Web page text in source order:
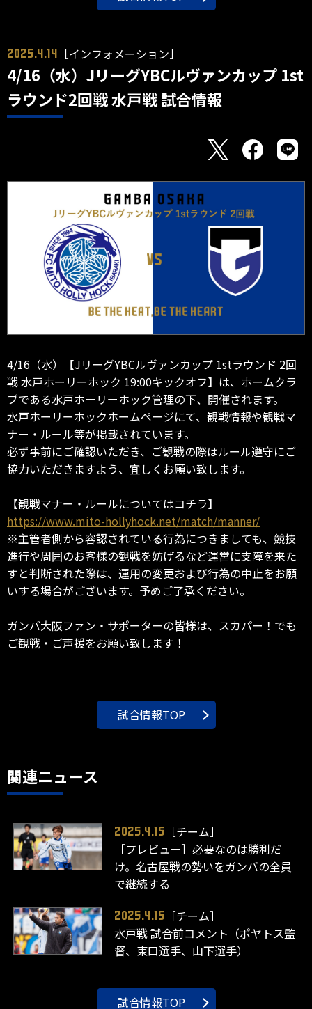
2025.4.14 ［インフォメーション］
4/16（水）JリーグYBCルヴァンカップ 1st
ラウンド2回戦 水戸戦 試合情報
4/16（水）【JリーグYBCルヴァンカップ 1stラウンド 2回
戦 水戸ホーリーホック 19:00キックオフ】は、ホームクラ
ブである水戸ホーリーホック管理の下、開催されます。
水戸ホーリーホックホームページにて、観戦情報や観戦マ
ナー・ルール等が掲載されています。
必ず事前にご確認いただき、ご観戦の際はルール遵守にご
協力いただきますよう、宜しくお願い致します。
【観戦マナー・ルールについてはコチラ】
https://www.mito-hollyhock.net/match/manner/
※主管者側から容認されている行為につきましても、競技
進行や周囲のお客様の観戦を妨げるなど運営に支障を来た
すと判断された際は、運用の変更および行為の中止をお願
いする場合がございます。予めご了承ください。
ガンバ大阪ファン・サポーターの皆様は、スカパー！でも
ご観戦・ご声援をお願い致します！
試合情報TOP
関連ニュース
2025.4.15
［チーム］
［プレビュー］必要なのは勝利だ
け。名古屋戦の勢いをガンバの全員
で継続する
2025.4.15
［チーム］
水戸戦 試合前コメント（ポヤトス監
督、東口選手、山下選手）
試合情報TOP